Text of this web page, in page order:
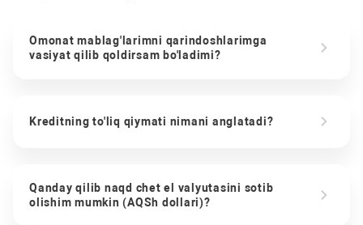
Omonat mablag'larimni qarindoshlarimga
vasiyat qilib qoldirsam bo'ladimi?
Kreditning to'liq qiymati nimani anglatadi?
Qanday qilib naqd chet el valyutasini sotib
olishim mumkin (AQSh dollari)?